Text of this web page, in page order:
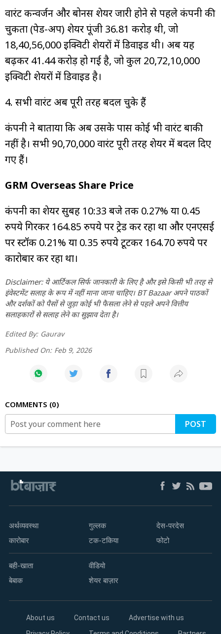
वारंट कन्वर्जन और बोनस शेयर जारी होने से पहले कंपनी की
चुकता (पेड-अप) शेयर पूंजी ₹36.81 करोड़ थी, जो
18,40,56,000 इक्विटी शेयरों में डिवाइड थी। अब यह
बढ़कर ₹41.44 करोड़ हो गई है, जो कुल 20,72,10,000
इक्विटी शेयरों में डिवाइड है।
4. सभी वारंट अब पूरी तरह बदल चुके हैं
कंपनी ने बाताया कि अब उसके पास कोई भी वारंट बाकी
नहीं है। सभी 90,70,000 वारंट पूरी तरह शेयर में बदल दिए
गए हैं।
GRM Overseas Share Price
कंपनी का शेयर सुबह 10:33 बजे तक 0.27% या 0.45
रुपये गिरकर 164.85 रुपये पर ट्रेड कर रहा था और एनएसई
पर स्टॉक 0.21% या 0.35 रुपये टूटकर 164.70 रुपये पर
कारोबार कर रहा था।
Disclaimer: ये आर्टिकल सिर्फ जानकारी के लिए है और इसे किसी भी तरह से
इंवेस्टमेंट सलाह के रूप में नहीं माना जाना चाहिए। BT Bazaar अपने पाठकों
और दर्शकों को पैसों से जुड़ा कोई भी फैसला लेने से पहले अपने वित्तीय
सलाहकारों से सलाह लेने का सुझाव देता है।
Edited By: Gaurav
Published On: Feb 9, 2026
COMMENTS 0
POST
अर्थव्यवस्था
कारोबार
गुल्लक
टक-टकिया
देस-परदेस
फोटो
बही-खाता
बेबाक
वीडियो
शेयर बाज़ार
About us Contact us
Advertise with us